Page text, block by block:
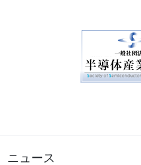
ニュース